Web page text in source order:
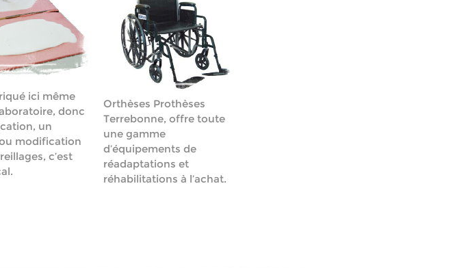
ici même
donc
un
modification
c’est
Orthèses Prothèses
Terrebonne, offre toute
une gamme
d’équipements de
réadaptations et
réhabilitations à l’achat.